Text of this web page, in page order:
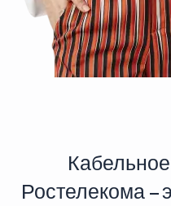
Ростелекома –